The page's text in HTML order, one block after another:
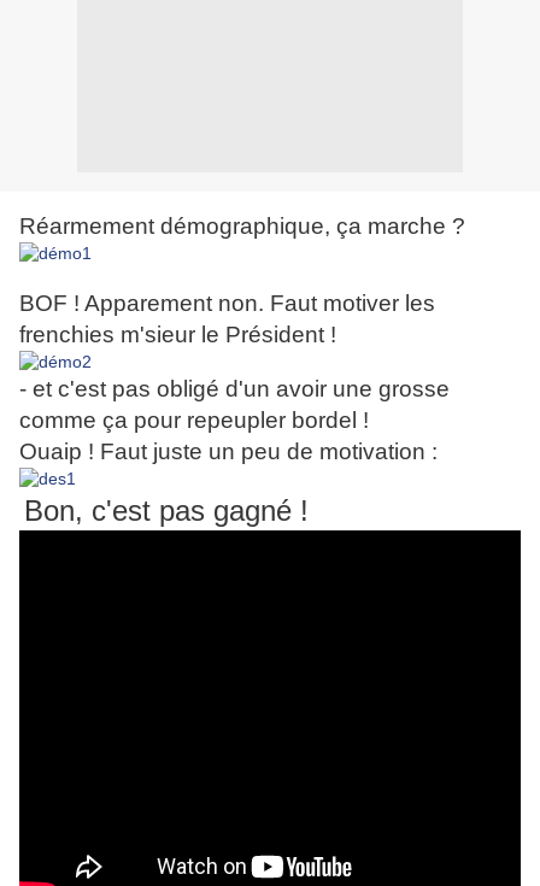
Réarmement démographique, ça marche ?
BOF ! Apparement non. Faut motiver les
frenchies m'sieur le Président !
- et c'est pas obligé d'un avoir une grosse
comme ça pour repeupler bordel !
Ouaip ! Faut juste un peu de motivation :
Bon, c'est pas gagné !